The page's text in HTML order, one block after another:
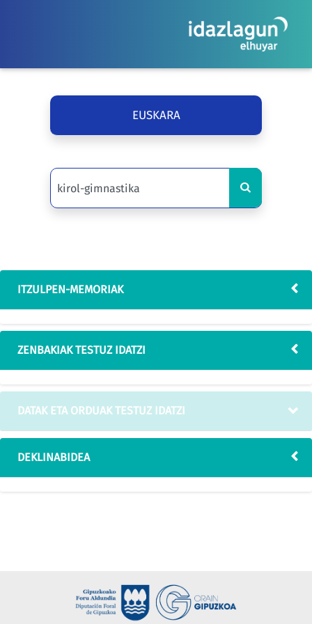
EUSKARA
ITZULPEN-MEMORIAK
ZENBAKIAK TESTUZ IDATZI
DATAK ETA ORDUAK TESTUZ IDATZI
DEKLINABIDEA